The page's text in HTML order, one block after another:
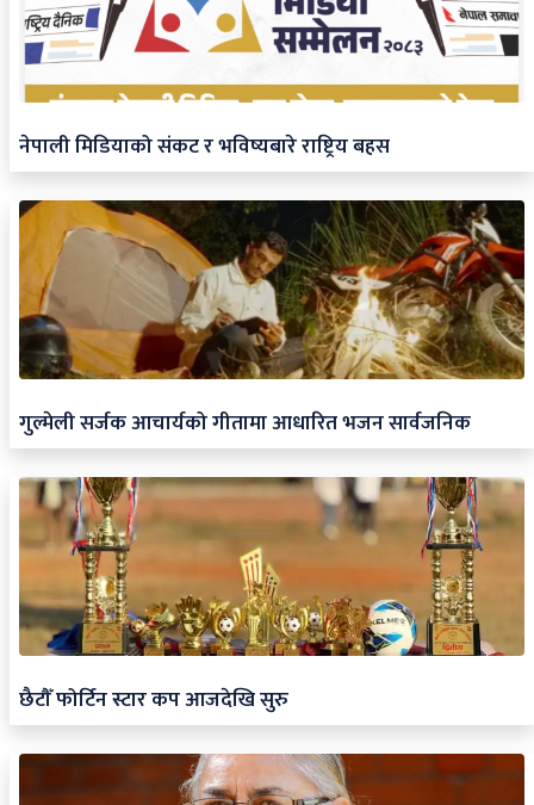
नेपाली मिडियाको संकट र भविष्यबारे राष्ट्रिय बहस
गुल्मेली सर्जक आचार्यको गीतामा आधारित भजन सार्वजनिक
छैटौँ फोर्टिन स्टार कप आजदेखि सुरु